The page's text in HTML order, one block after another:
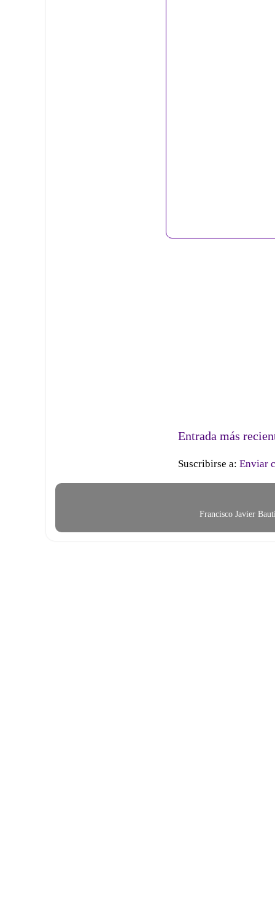
Entrada más
Suscribirse a: Enviar
Francisco Javier